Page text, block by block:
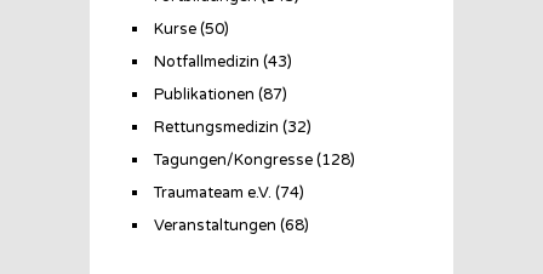
Kurse(50)
Notfallmedizin (43)
Publikationen (87)
Rettungsmedizin (32)
Tagungen/Kongresse(128)
Traumateam e.V. (74)
Veranstaltungen (68)